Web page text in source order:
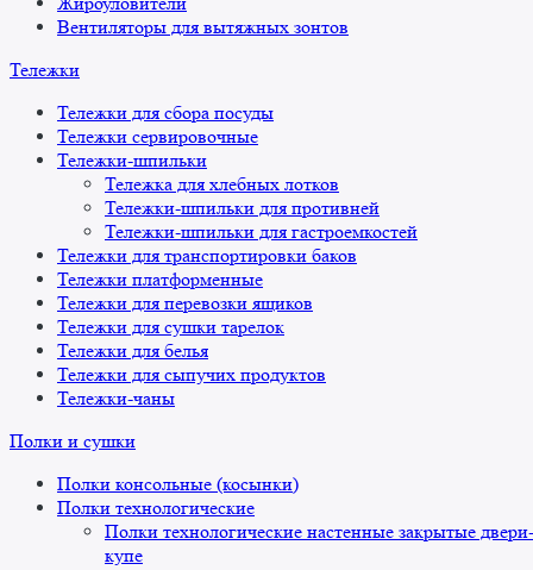
Вентиляторы для вытяжных зонтов
Тележки
Тележки для сбора посуды
Тележки сервировочные
Тележки-шпильки
Тележка для хлебных лотков
Тележки-шпильки для противней
Тележки-шпильки для гастроемкостей
Тележки для транспортировки баков
Тележки платформенные
Тележки для перевозки ящиков
Тележки для сушки тарелок
Тележки для белья
Тележки для сыпучих продуктов
Тележки-чаны
Полки и сушки
Полки консольные (косынки)
Полки технологические
Полки технологические настенные закрытые двери-
купе